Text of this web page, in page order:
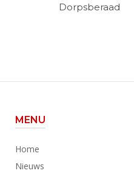
Dorpsberaad
MENU
Home
Nieuws